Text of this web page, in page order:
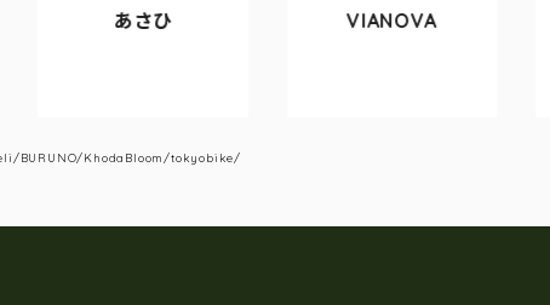
VIANOVA
BURUNO/KhodaBloom/tokyobike/